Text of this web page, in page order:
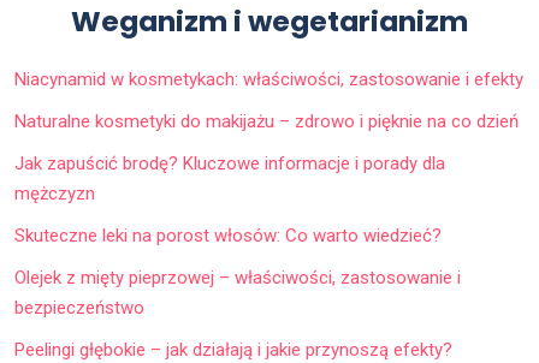
Weganizm i wegetarianizm
Niacynamid w kosmetykach: właściwości, zastosowanie i efekty
Naturalne kosmetyki do makijażu – zdrowo i pięknie na co dzień
Jak zapuścić brodę? Kluczowe informacje i porady dla
mężczyzn
Skuteczne leki na porost włosów: Co warto wiedzieć?
Olejek z mięty pieprzowej – właściwości, zastosowanie i
bezpieczeństwo
Peelingi głębokie – jak działają i jakie przynoszą efekty?